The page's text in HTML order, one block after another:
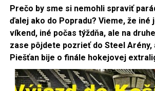
Prečo by sme si nemohli spraviť
ďalej ako do Popradu? Vieme, že
víkend, iné počas týždňa,ale na
zase pôjdete pozrieť do Steel Arény,
Piešťan bije o finále hokejovej